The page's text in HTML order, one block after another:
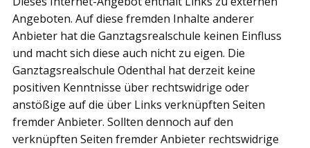
Angeboten. Auf diese fremden Inhalte anderer
Anbieter hat die Ganztagsrealschule keinen Einfluss
und macht sich diese auch nicht zu eigen. Die
Ganztagsrealschule Odenthal hat derzeit keine
positiven Kenntnisse über rechtswidrige oder
anstößige auf die über Links verknüpften Seiten
fremder Anbieter. Sollten dennoch auf den
verknüpften Seiten fremder Anbieter rechtswidrige